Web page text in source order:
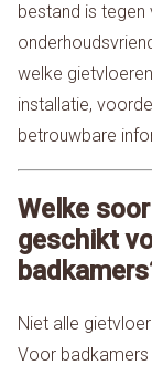
bestand is tegen
welke
installatie,
betrouwbare
Welke
geschikt
Niet alle
Voor